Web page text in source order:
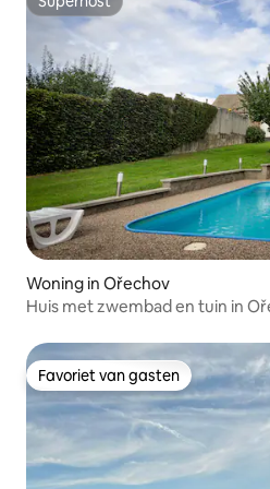
Superhost
Woning in Ořechov
Huis met zwembad en tuin in
Favoriet van gasten
Favoriet van gasten